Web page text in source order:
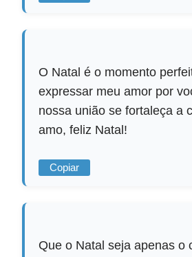
O Natal é o momento
expressar meu amor por
nossa união se fortaleça a
amo, feliz Natal!
Copiar
Que o Natal seja apenas o